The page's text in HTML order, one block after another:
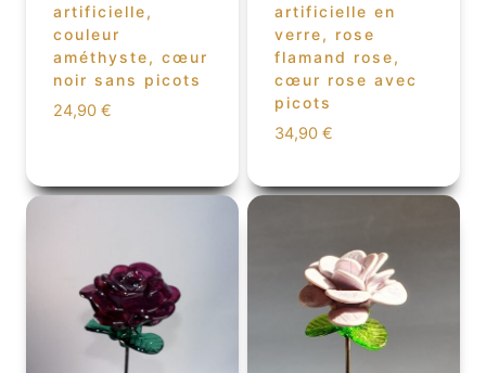
artificielle,
couleur
améthyste, cœur
noir sans picots
24,90 €
artificielle en
verre, rose
flamand rose,
cœur rose avec
picots
34,90 €